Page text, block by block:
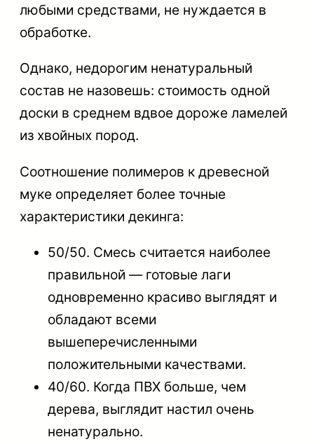
любыми средствами, не нуждается в
обработке.
Однако, недорогим ненатуральный
состав не назовешь: стоимость одной
доски в среднем вдвое дороже ламелей
из хвойных пород.
Соотношение полимеров к древесной
муке определяет более точные
характеристики декинга:
50/50. Смесь считается наиболее
правильной — готовые лаги
одновременно красиво выглядят и
обладают всеми
вышеперечисленными
положительными качествами.
40/60. Когда ПВХ больше, чем
дерева, выглядит настил очень
ненатурально.